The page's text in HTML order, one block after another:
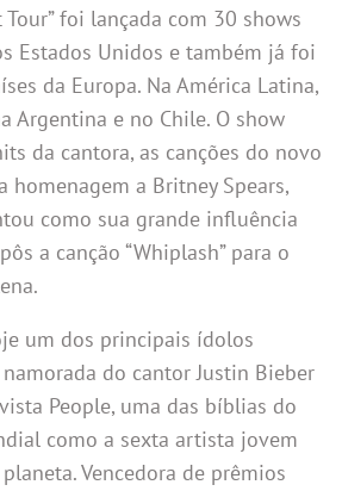
foi lançada com 30 shows
Estados Unidos e também já foi
da Europa. Na América Latina,
Argentina e no Chile. O show
da cantora, as canções do novo
homenagem a Britney Spears,
como sua grande influência
a canção “Whiplash” para o
um dos principais ídolos
do cantor Justin Bieber
People, uma das bíblias do
como a sexta artista jovem
Vencedora de prêmios